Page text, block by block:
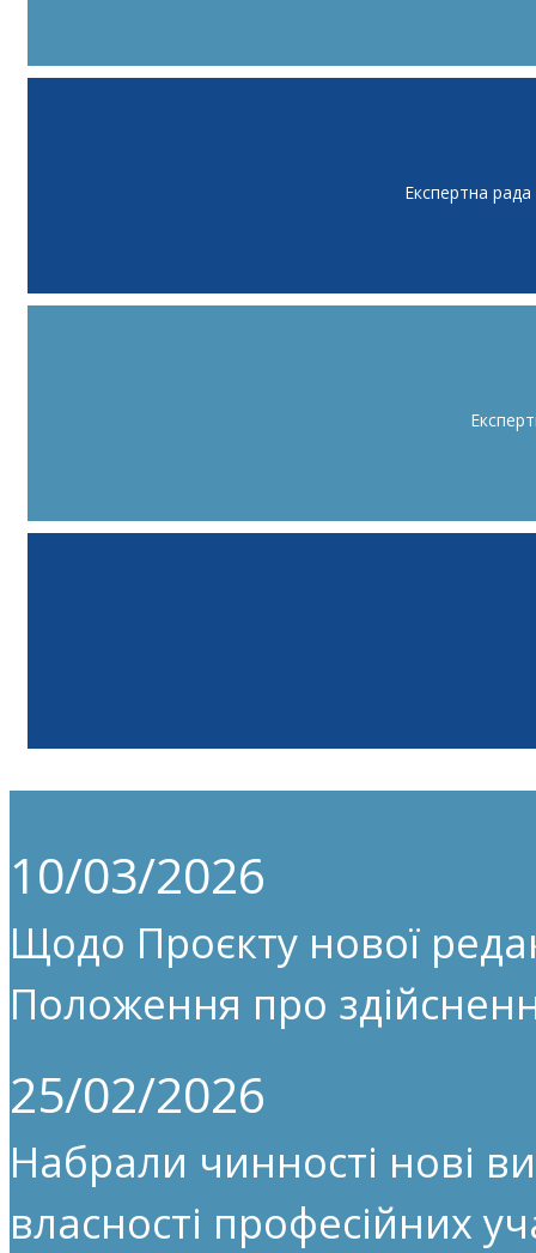
Експертна
10/03/2026
Щодо Проєкту нової
Положення про
25/02/2026
Набрали чинності нові
власності професійних